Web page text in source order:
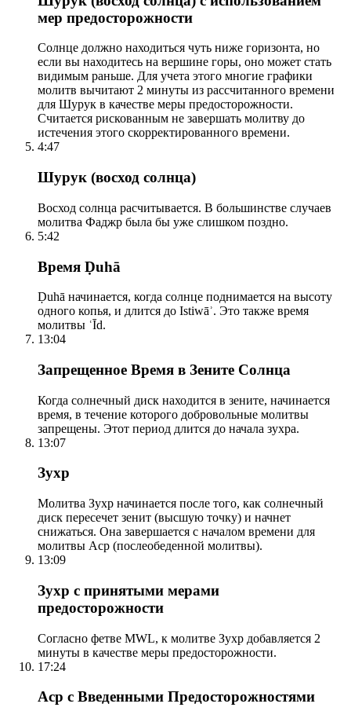
мер предосторожности
Солнце должно находиться чуть ниже горизонта, но
если вы находитесь на вершине горы, оно может стать
видимым раньше. Для учета этого многие графики
молитв вычитают 2 минуты из рассчитанного времени
для Шурук в качестве меры предосторожности.
Считается рискованным не завершать молитву до
истечения этого скорректированного времени.
4:47
Шурук (восход солнца)
Восход солнца расчитывается. В большинстве случаев
молитва Фаджр была бы уже слишком поздно.
5:42
Время Ḍuhā
Ḍuhā начинается, когда солнце поднимается на высоту
одного копья, и длится до Istiwāʾ. Это также время
молитвы ʿĪd.
13:04
Запрещенное Время в Зените Солнца
Когда солнечный диск находится в зените, начинается
время, в течение которого добровольные молитвы
запрещены. Этот период длится до начала зухра.
13:07
Зухр
Молитва Зухр начинается после того, как солнечный
диск пересечет зенит (высшую точку) и начнет
снижаться. Она завершается с началом времени для
молитвы Аср (послеобеденной молитвы).
13:09
Зухр с принятыми мерами
предосторожности
Согласно фетве MWL, к молитве Зухр добавляется 2
минуты в качестве меры предосторожности.
17:24
Аср с Введенными Предосторожностями